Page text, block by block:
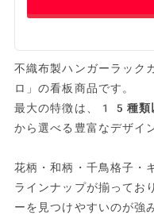
不織布製ハンガーラック
ロ」の看板商品です。
最大の特徴は、
15種類
から選べる豊富なデザイ
花柄・和柄・千鳥格子・
ラインナップが揃ってお
ーを見つけやすいのが強